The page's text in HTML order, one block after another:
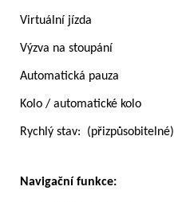
Virtuální jízda
Výzva na stoupání
Automatická pauza
Kolo / automatické kolo
Rychlý stav: (přizpůsobitelné)
Navigační funkce: